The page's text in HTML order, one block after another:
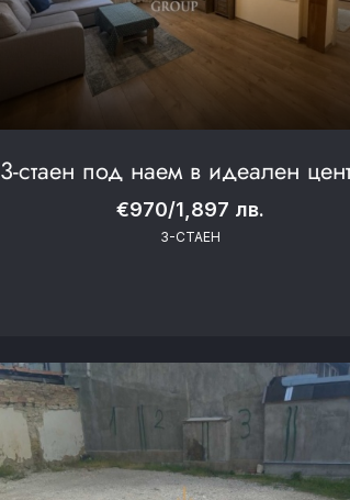
3-стаен под наем в идеален
€970/1,897 лв.
3-СТАЕН